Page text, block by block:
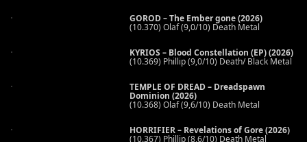
GOROD – The Ember gone (2026)
(10.370) Olaf (9,0/10) Death Metal
KYRIOS – Blood Constellation (EP) (2026)
(10.369) Phillip (9,0/10) Death/ Black Metal
TEMPLE OF DREAD – Dreadspawn
Dominion (2026)
(10.368) Olaf (9,6/10) Death Metal
HORRIFIER – Revelations of Gore (2026)
(10.367) Phillip (8,6/10) Death Metal